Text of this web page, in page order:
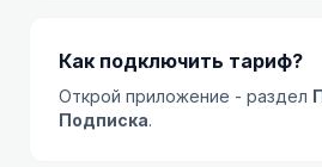
Как подключить тариф?
Открой приложение - раздел
Подписка.